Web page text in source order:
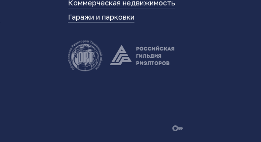
Коммерческая недвижимость
Гаражи и парковки
key